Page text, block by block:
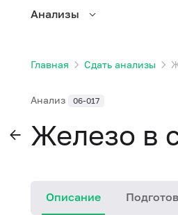
Анализы
Главная Сдать анализы
Анализ 06-017
Железо в
Описание